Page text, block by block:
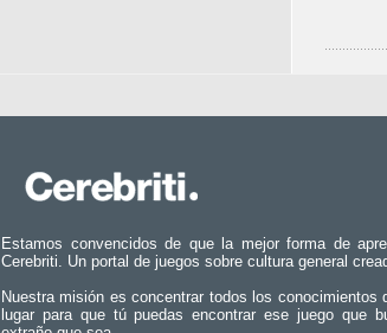
Estamos convencidos de que la mejor forma de
Cerebriti. Un portal de juegos sobre cultura general
Nuestra misión es concentrar todos los conocimientos
lugar para que tú puedas encontrar ese juego que